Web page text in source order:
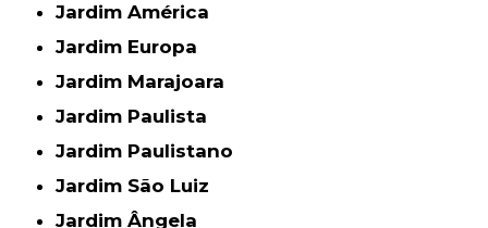
Jardim América
Jardim Europa
Jardim Marajoara
Jardim Paulista
Jardim Paulistano
Jardim São Luiz
Jardim Ângela